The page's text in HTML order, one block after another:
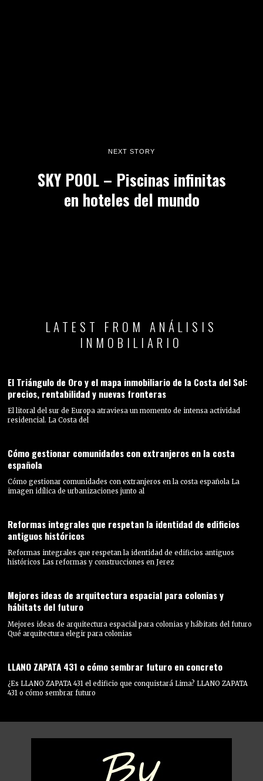
NEXT STORY
SKY POOL – Piscinas infinitas
en hoteles del mundo
LATEST FROM ANÁLISIS
INMOBILIARIO
El Triángulo de Oro y el mapa inmobiliario de la Costa del Sol:
precios, rentabilidad y nuevas fronteras
El litoral del sur de Europa atraviesa un momento de intensa actividad
residencial. La Costa del
Cómo gestionar comunidades con extranjeros en la costa
española
Cómo gestionar comunidades con extranjeros en la costa española La
imagen idílica de urbanizaciones junto al
Reformas integrales que respetan la identidad de edificios
antiguos históricos
Reformas integrales que respetan la identidad de edificios antiguos
históricos Las reformas y construcciones en Jerez
Mejores ideas de arquitectura espacial para colonias y
hábitats del futuro
Mejores ideas de arquitectura espacial para colonias y hábitats del futuro
Qué arquitectura elegir para colonias
LLANO ZAPATA 431 o cómo sembrar futuro en concreto
¿Es LLANO ZAPATA 431 el edificio que conquistará Lima? LLANO ZAPATA
431 o cómo sembrar futuro